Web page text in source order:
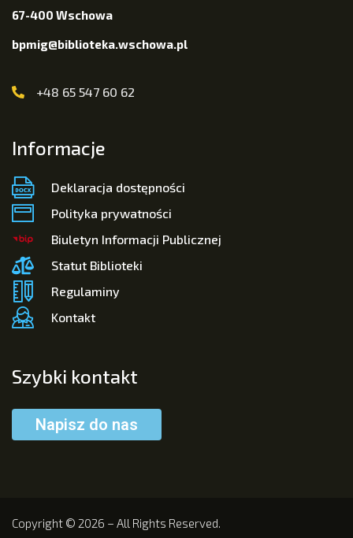
67-400 Wschowa
bpmig@biblioteka.wschowa.pl
+48 65 547 60 62
Informacje
Deklaracja dostępności
Polityka prywatności
Biuletyn Informacji Publicznej
Statut Biblioteki
Regulaminy
Kontakt
Szybki kontakt
Napisz do nas
Copyright © 2026 – All Rights Reserved.